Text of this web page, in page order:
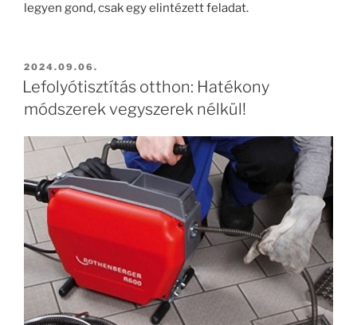
legyen gond, csak egy elintézett feladat.
BEKÜLDVE:
2024.09.06.
Lefolyótisztítás otthon: Hatékony
módszerek vegyszerek nélkül!